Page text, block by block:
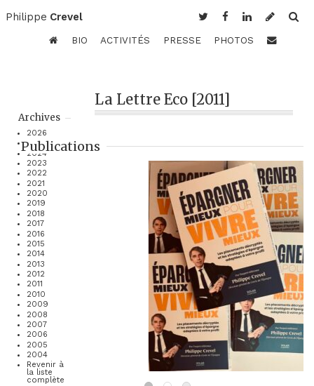
Philippe Crevel
BIO ACTIVITÉS PRESSE PHOTOS
Archives
2026
2025
2024
2023
2022
2021
2020
2019
2018
2017
2016
2015
2014
2013
2012
2011
2010
2009
2008
2007
2006
2005
2004
Revenir à
la liste
complète
La Lettre Eco [2011]
Publications